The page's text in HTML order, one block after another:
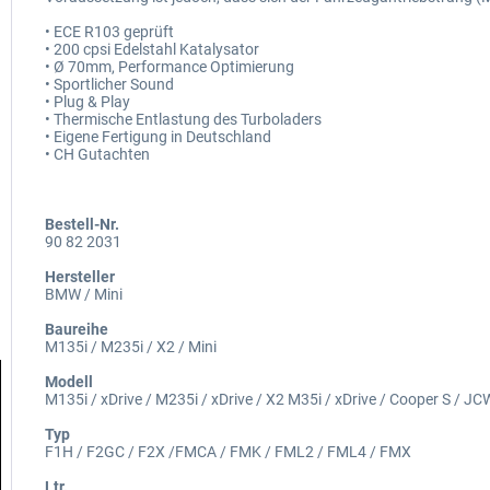
• ECE R103 geprüft
• 200 cpsi Edelstahl Katalysator
• Ø 70mm, Performance Optimierung
• Sportlicher Sound
• Plug & Play
• Thermische Entlastung des Turboladers
• Eigene Fertigung in Deutschland
• CH Gutachten
Bestell-Nr.
90 82 2031
Hersteller
BMW / Mini
Baureihe
M135i / M235i / X2 / Mini
Modell
M135i / xDrive / M235i / xDrive / X2 M35i / xDrive / Cooper S /
Typ
F1H / F2GC / F2X /FMCA / FMK / FML2 / FML4 / FMX